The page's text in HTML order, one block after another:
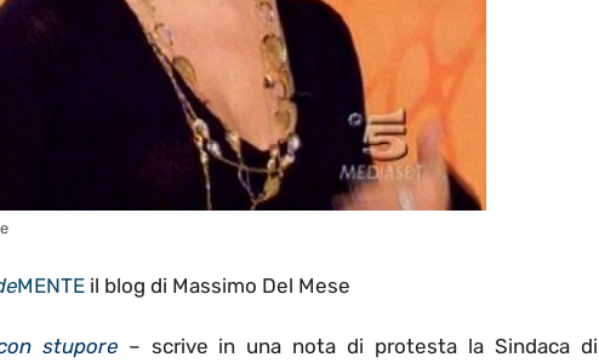
MENTE il blog di Massimo Del Mese
stupore– scrive in una nota di protesta la Sindaca di